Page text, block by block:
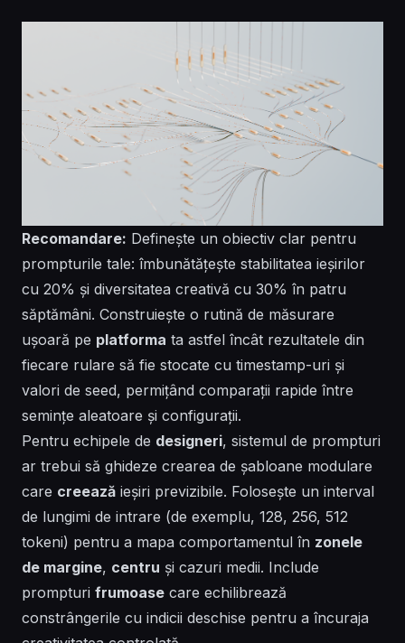
Recomandare: Definește un obiectiv clar pentru
prompturile tale: îmbunătățește stabilitatea ieșirilor
cu 20% și diversitatea creativă cu 30% în patru
săptămâni. Construiește o rutină de măsurare
ușoară pe platforma ta astfel încât rezultatele din
fiecare rulare să fie stocate cu timestamp-uri și
valori de seed, permițând comparații rapide între
semințe aleatoare și configurații.
Pentru echipele de designeri, sistemul de prompturi
ar trebui să ghideze crearea de șabloane modulare
care creează ieșiri previzibile. Folosește un interval
de lungimi de intrare (de exemplu, 128, 256, 512
tokeni) pentru a mapa comportamentul în zonele
de margine, centru și cazuri medii. Include
prompturi frumoase care echilibrează
constrângerile cu indicii deschise pentru a încuraja